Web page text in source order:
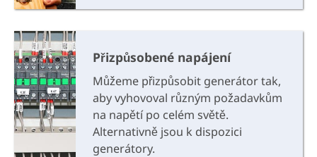
Přizpůsobené napájení
Můžeme přizpůsobit generátor tak,
aby vyhovoval různým požadavkům
na napětí po celém světě.
Alternativně jsou k dispozici
generátory.